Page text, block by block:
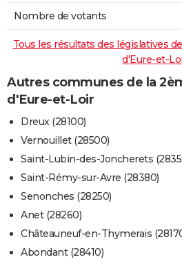
Nombre de votants
Tous les résultats des législatives
d'Eure-et-
Autres communes de la
d'Eure-et-Loir
Dreux (28100)
Vernouillet (28500)
Saint-Lubin-des-Joncherets
Saint-Rémy-sur-Avre (28380)
Senonches (28250)
Anet (28260)
Châteauneuf-en-Thymerais
Abondant (28410)